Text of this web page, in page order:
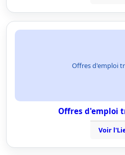
Offres d'emploi
Offres d'emploi
Voir